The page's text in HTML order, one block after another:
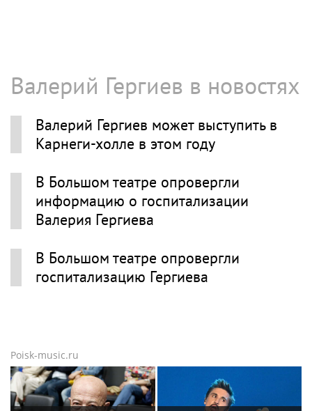
Валерий Гергиев в новостях
Валерий Гергиев может выступить в
Карнеги-холле в этом году
В Большом театре опровергли
информацию о госпитализации
Валерия Гергиева
В Большом театре опровергли
госпитализацию Гергиева
Poisk-music.ru